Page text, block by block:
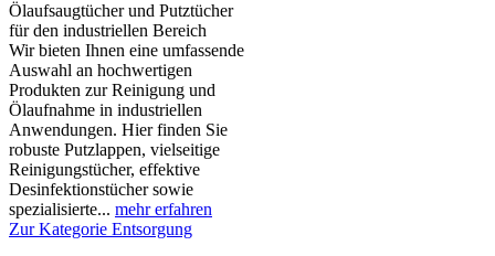
Ölaufsaugtücher und Putztücher
für den industriellen Bereich
Wir bieten Ihnen eine umfassende
Auswahl an hochwertigen
Produkten zur Reinigung und
Ölaufnahme in industriellen
Anwendungen. Hier finden Sie
robuste Putzlappen, vielseitige
Reinigungstücher, effektive
Desinfektionstücher sowie
spezialisierte... mehr erfahren
Zur Kategorie Entsorgung